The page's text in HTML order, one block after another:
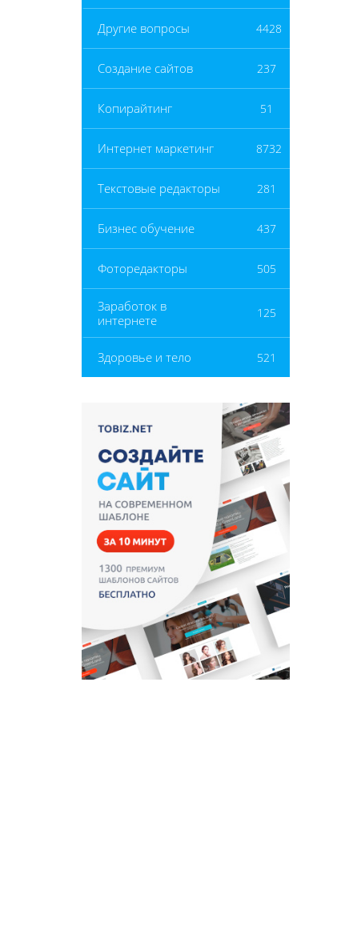
Другие вопросы 4428
Создание сайтов 237
Копирайтинг 51
Интернет маркетинг 8732
Текстовые редакторы 281
Бизнес обучение 437
Фоторедакторы 505
Заработок в
интернете
125
Здоровье и тело 521